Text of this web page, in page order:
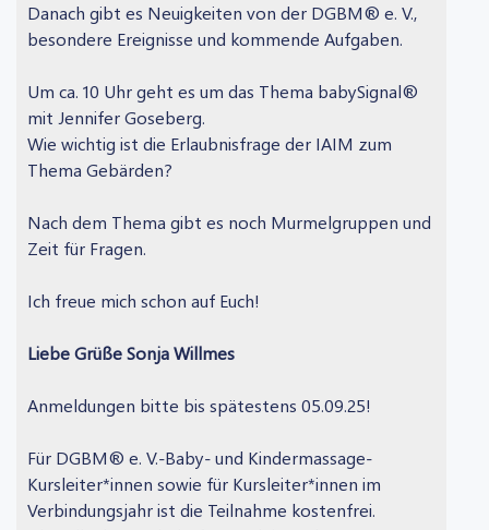
Danach gibt es Neuigkeiten von der DGBM® e. V.,
besondere Ereignisse und kommende Aufgaben.
Um ca. 10 Uhr geht es um das Thema babySignal®
mit Jennifer Goseberg.
Wie wichtig ist die Erlaubnisfrage der IAIM zum
Thema Gebärden?
Nach dem Thema gibt es noch Murmelgruppen und
Zeit für Fragen.
Ich freue mich schon auf Euch!
Liebe Grüße Sonja Willmes
Anmeldungen bitte bis spätestens 05.09.25!
Für DGBM® e. V.-Baby- und Kindermassage-
Kursleiter*innen sowie für Kursleiter*innen im
Verbindungsjahr ist die Teilnahme kostenfrei.